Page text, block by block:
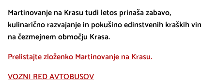
Martinovanje na Krasu tudi letos prinaša zabavo,
kulinarično razvajanje in pokušino edinstvenih kraških vin
na čezmejnem območju Krasa.
Prelistajte zloženko Martinovanje na Krasu.
VOZNI RED AVTOBUSOV